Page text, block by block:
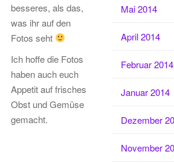
besseres, als das,
was ihr auf den
Fotos seht
Ich hoffe die Fotos
haben auch euch
Appetit auf frisches
Obst und Gemüse
gemacht.
Mai 2014
April 2014
Februar 2014
Januar 2014
Dezember
November